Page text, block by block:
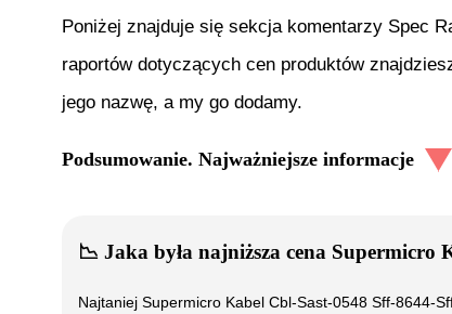
Poniżej znajduje się sekcja komentarzy Spec
raportów dotyczących cen produktów
jego nazwę, a my go dodamy.
Podsumowanie. Najważniejsze informacje
📉 Jaka była najniższa cena Supermicro
Najtaniej Supermicro Kabel Cbl-Sast-0548 Sff-8644-